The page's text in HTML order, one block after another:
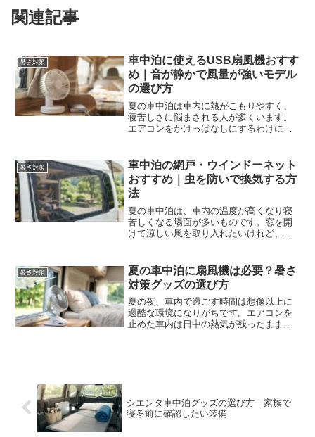
関連記事
暑さ対策
車中泊に使えるUSB扇風機おすす
め｜音が静かで風量が強いモデル
の選び方
夏の車中泊は車内に熱がこもりやすく、
寝苦しさに悩まされる人が多くいます。
エアコンをかけっぱなしにするわけにも
げて心地よい睡眠を手に入れるために
は、選び方のルールを知るこ...
暑さ対策
車中泊の網戸・ウインドーネット
おすすめ｜虫を防いで換気する方
法
夏の車中泊は、車内の温度が高くなり寝
苦しくなる場面が多いものです。窓を開
けて涼しい風を取り入れたいけれど、虫
は、虫を防ぎながら効率よく空気を通す
工夫が欠かせません。窓に...
暑さ対策
夏の車中泊に扇風機は必要？暑さ
対策グッズの選び方
夏の夜、車内で過ごす時間は想像以上に
過酷な環境になりがちです。エアコンを
止めた車内は日中の熱気が残ったまま温
シエンタ車中泊グッズの選び方｜家族で
寝る前に確認したい装備